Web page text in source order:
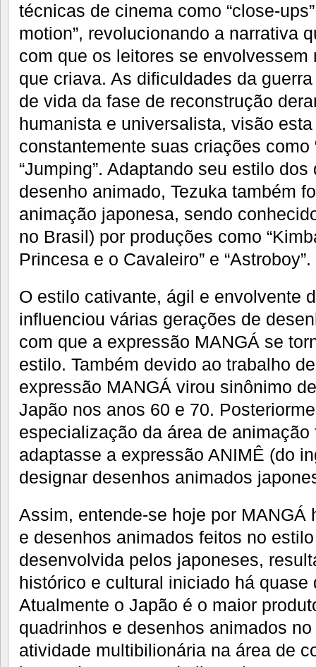
técnicas de cinema como “close-
motion”, revolucionando a narrativa
com que os leitores se
que criava. As dificuldades da
de vida da fase de reconstrução
humanista e universalista, visão
constantemente suas criações como
“Jumping”. Adaptando seu estilo
desenho animado, Tezuka também
animação japonesa, sendo
no Brasil) por produções como
Princesa e o Cavaleiro” e “Astroboy”.
O estilo cativante, ágil e envolvente
influenciou várias gerações de
com que a expressão MANGÁ se
estilo. Também devido ao trabalho
expressão MANGÁ virou sinônimo
Japão nos anos 60 e 70.
especialização da área de
adaptasse a expressão ANIMÊ (do
designar desenhos animados
Assim, entende-se hoje por MANGÁ
e desenhos animados feitos no
desenvolvida pelos japoneses,
histórico e cultural iniciado há quase
Atualmente o Japão é o maior
quadrinhos e desenhos animados
atividade multibilionária na área de